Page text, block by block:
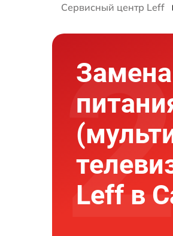
Сервисный центр Leff
Leff в